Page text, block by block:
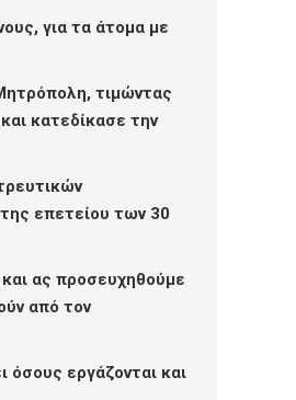
για τα άτομα με
τιμώντας
κατεδίκασε την
επετείου των 30
ας προσευχηθούμε
από τον
όσους εργάζονται και